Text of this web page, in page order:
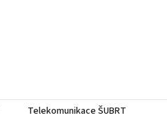
Telekomunikace ŠUBRT